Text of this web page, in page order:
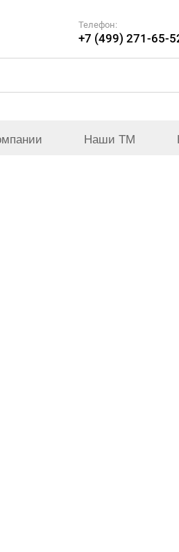
Телефон:
+7 (499) 271-65-
Наши ТМ